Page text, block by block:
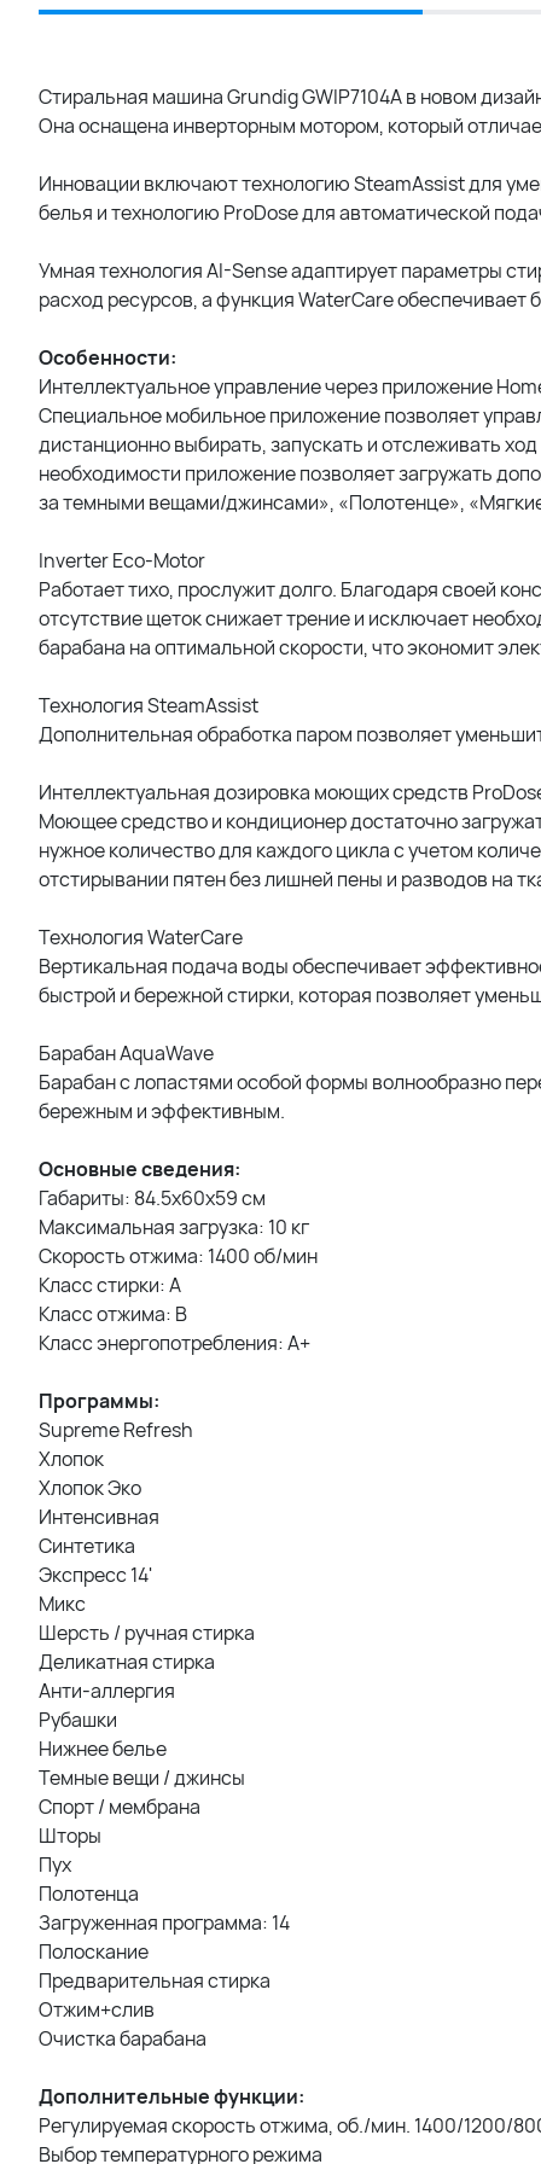
Стиральная машина Grundig GWIP7104A в новом
Она оснащена инверторным мотором, который
Инновации включают технологию SteamAssist для
белья и технологию ProDose для автоматической
Умная технология AI-Sense адаптирует параметры
расход ресурсов, а функция WaterCare обеспечивает
Особенности:
Интеллектуальное управление через приложение
Специальное мобильное приложение позволяет
дистанционно выбирать, запускать и отслеживать
необходимости приложение позволяет загружать
за темными вещами/джинсами», «Полотенце»,
Inverter Eco-Motor
Работает тихо, прослужит долго. Благодаря своей
отсутствие щеток снижает трение и исключает
барабана на оптимальной скорости, что экономит
Технология SteamAssist
Дополнительная обработка паром позволяет
Интеллектуальная дозировка моющих средств
Моющее средство и кондиционер достаточно
нужное количество для каждого цикла с учетом
отстирывании пятен без лишней пены и разводов на
Технология WaterCare
Вертикальная подача воды обеспечивает
быстрой и бережной стирки, которая позволяет
Барабан AquaWave
Барабан с лопастями особой формы волнообразно
бережным и эффективным.
Основные сведения:
Габариты: 84.5x60x59 см
Максимальная загрузка: 10 кг
Скорость отжима: 1400 об/мин
Класс стирки: A
Класс отжима: B
Класс энергопотребления: A+
Программы:
Supreme Refresh
Хлопок
Хлопок Эко
Интенсивная
Синтетика
Экспресс 14'
Микс
Шерсть / ручная стирка
Деликатная стирка
Анти-аллергия
Рубашки
Нижнее белье
Темные вещи / джинсы
Спорт / мембрана
Шторы
Пух
Полотенца
Загруженная программа: 14
Полоскание
Предварительная стирка
Отжим+слив
Очистка барабана
Дополнительные функции:
Регулируемая скорость отжима, об./мин. 1400/1200/
Выбор температурного режима